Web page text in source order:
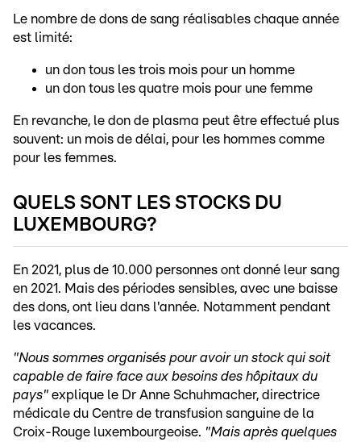
Le nombre de dons de sang réalisables chaque année
est limité:
un don tous les trois mois pour un homme
un don tous les quatre mois pour une femme
En revanche, le don de plasma peut être effectué plus
souvent: un mois de délai, pour les hommes comme
pour les femmes.
QUELS SONT LES STOCKS DU
LUXEMBOURG?
En 2021, plus de 10.000 personnes ont donné leur sang
en 2021. Mais des périodes sensibles, avec une baisse
des dons, ont lieu dans l'année. Notamment pendant
les vacances.
"Nous sommes organisés pour avoir un stock qui soit
capable de faire face aux besoins des hôpitaux du
pays" explique le Dr Anne Schuhmacher, directrice
médicale du Centre de transfusion sanguine de la
Croix-Rouge luxembourgeoise. "Mais après quelques